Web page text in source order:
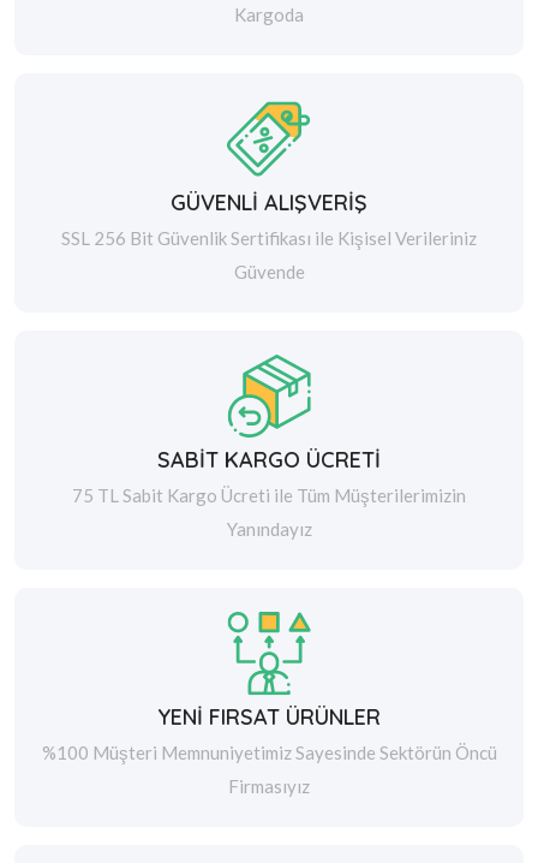
Kargoda
GÜVENLİ ALIŞVERİŞ
SSL 256 Bit Güvenlik Sertifikası ile Kişisel Verileriniz
Güvende
SABİT KARGO ÜCRETİ
75 TL Sabit Kargo Ücreti ile Tüm Müşterilerimizin
Yanındayız
YENİ FIRSAT ÜRÜNLER
%100 Müşteri Memnuniyetimiz Sayesinde Sektörün Öncü
Firmasıyız